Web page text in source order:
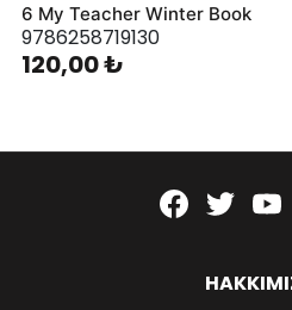
6 My Teacher Winter Book
9786258719130
120,00 ₺
Facebook
twitter